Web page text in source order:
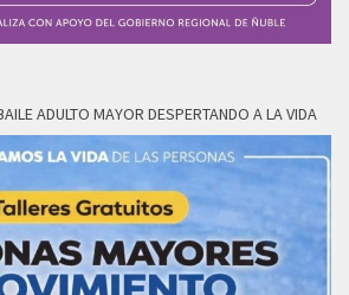
ADULTO MAYOR DESPERTANDO A LA VIDA